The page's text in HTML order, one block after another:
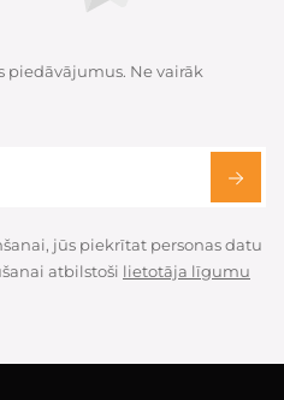
piedāvājumus. Ne vairāk
jūs piekrītat personas datu
atbilstoši lietotāja līgumu